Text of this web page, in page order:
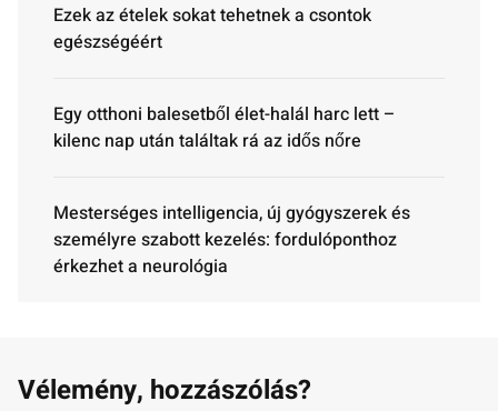
Ezek az ételek sokat tehetnek a csontok
egészségéért
Egy otthoni balesetből élet-halál harc lett –
kilenc nap után találtak rá az idős nőre
Mesterséges intelligencia, új gyógyszerek és
személyre szabott kezelés: fordulóponthoz
érkezhet a neurológia
Vélemény, hozzászólás?